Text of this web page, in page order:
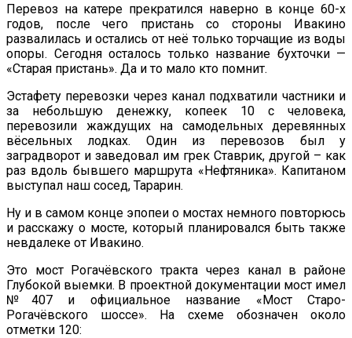
Перевоз на катере прекратился наверно в конце 60-х
годов, после чего пристань со стороны Ивакино
развалилась и остались от неё только торчащие из воды
опоры. Сегодня осталось только название бухточки —
«Старая пристань». Да и то мало кто помнит.
Эстафету перевозки через канал подхватили частники и
за небольшую денежку, копеек 10 с человека,
перевозили жаждущих на самодельных деревянных
вёсельных лодках. Один из перевозов был у
заградворот и заведовал им грек Ставрик, другой – как
раз вдоль бывшего маршрута «Нефтяника». Капитаном
выступал наш сосед, Тарарин.
Ну и в самом конце эпопеи о мостах немного повторюсь
и расскажу о мосте, который планировался быть также
невдалеке от Ивакино.
Это мост Рогачёвского тракта через канал в районе
Глубокой выемки. В проектной документации мост имел
№407 и официальное название «Мост Старо-
Рогачёвского шоссе». На схеме обозначен около
отметки 120: